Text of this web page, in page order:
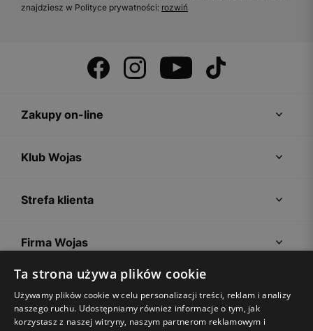
znajdziesz w Polityce prywatności: rozwiń
Zakupy on-line
Klub Wojas
Strefa klienta
Firma Wojas
Ta strona używa plików cookie
Używamy plików cookie w celu personalizacji treści, reklam i analizy
naszego ruchu. Udostępniamy również informacje o tym, jak
korzystasz z naszej witryny, naszym partnerom reklamowym i